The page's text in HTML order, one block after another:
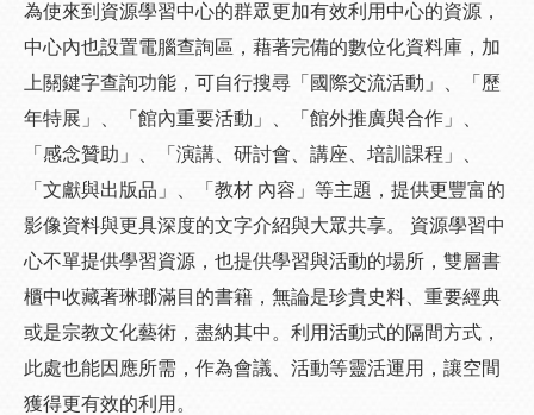
為使來到資源學習中心的群眾更加有效利用中心的資源，
中心內也設置電腦查詢區，藉著完備的數位化資料庫，加
上關鍵字查詢功能，可自行搜尋「國際交流活動」、「歷
年特展」、「館內重要活動」、「館外推廣與合作」、
「感念贊助」、「演講、研討會、講座、培訓課程」、
「文獻與出版品」、「教材 內容」等主題，提供更豐富的
影像資料與更具深度的文字介紹與大眾共享。 資源學習中
心不單提供學習資源，也提供學習與活動的場所，雙層書
櫃中收藏著琳瑯滿目的書籍，無論是珍貴史料、重要經典
或是宗教文化藝術，盡納其中。利用活動式的隔間方式，
此處也能因應所需，作為會議、活動等靈活運用，讓空間
獲得更有效的利用。